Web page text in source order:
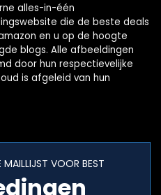
alles-in-één
die de beste deals
en u op de hoogte
blogs. Alle afbeeldingen
door hun respectievelijke
is afgeleid van hun
VOOR BEST